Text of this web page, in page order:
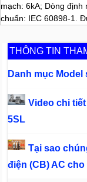
mạch: 6kA; Dòng
chuẩn: IEC 60898-1.
THÔNG TIN
Danh mục Model
Video chi
5SL
Tại sao
điện (CB) AC cho